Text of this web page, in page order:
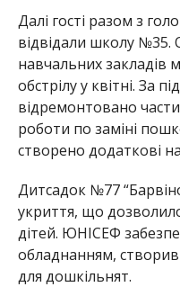
Далі гості разом з
відвідали школу №35.
навчальних закладів
обстрілу у квітні. За
відремонтовано
роботи по заміні
створено додаткові
Дитсадок №77
укриття, що
дітей. ЮНІСЕФ
обладнанням,
для дошкільнят.